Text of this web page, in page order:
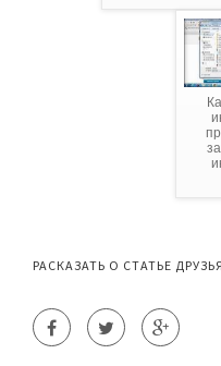
РАСКАЗАТЬ О СТАТЬЕ